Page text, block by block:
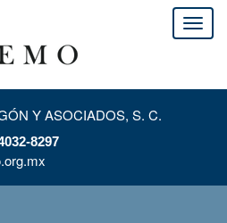
Y ASOCIADOS, S. C.
8297